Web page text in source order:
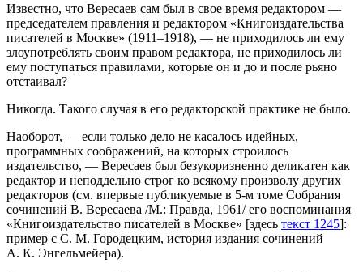
Известно, что Вересаев сам был в свое время редактором —
председателем правления и редактором «Книгоиздательства
писателей в Москве» (1911–1918), — не приходилось ли ему
злоупотреблять своим правом редактора, не приходилось ли
ему поступаться правилами, которые он и до и после рьяно
отстаивал?
Никогда. Такого случая в его редакторской практике не было.
Наоборот, — если только дело не касалось идейных,
программных соображений, на которых строилось
издательство, — Вересаев был безукоризненно деликатен как
редактор и неподдельно строг ко всякому произволу других
редакторов (см. впервые публикуемые в 5-м томе Собрания
сочинений В. Вересаева /М.: Правда, 1961/ его воспоминания
«Книгоиздательство писателей в Москве» [здесь текст 1245]:
пример с С. М. Городецким, история издания сочинений
А. К. Энгельмейера).